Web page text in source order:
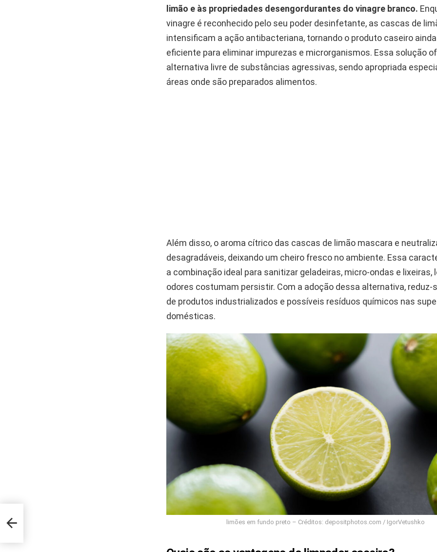
limão e às propriedades desengordurantes do vinagre branco.
vinagre é reconhecido pelo seu poder desinfetante, as cascas de
intensificam a ação antibacteriana, tornando o produto caseiro
eficiente para eliminar impurezas e microrganismos. Essa solução
alternativa livre de substâncias agressivas, sendo apropriada
áreas onde são preparados alimentos.
Além disso, o aroma cítrico das cascas de limão mascara e
desagradáveis, deixando um cheiro fresco no ambiente. Essa
a combinação ideal para sanitizar geladeiras, micro-ondas e lixeiras,
odores costumam persistir. Com a adoção dessa alternativa, reduz-
de produtos industrializados e possíveis resíduos químicos nas
domésticas.
limões em fundo preto – Créditos: depositphotos.com / IgorVetushko